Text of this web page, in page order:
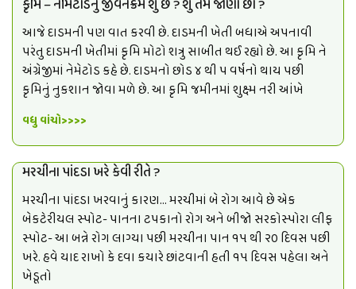
કૃમિ – નીમેટોડનું જીવનક્રમ શું છે ? શું તમે જાણો છો ?
આજે દાડમની પણ વાત કરવી છે. દાડમની ખેતી બધાએ અપનાવી
પરંતુ દાડમની ખેતીમાં કૃમિ મોટો શત્રુ સાબીત થઈ રહ્યો છે. આ કૃમિ ને
અંગ્રેજીમાં નેમેટોડ કહે છે. દાડમનો છોડ ૪ થી પ વર્ષનો થાય પછી
કૃમિનું નુકશાન જોવા મળે છે. આ કૃમિ જમીનમાં શુક્ષ્મ નરી આંખે
વધુ વાંચો>>>>
મરચીના પાંદડા ખરે કેવી રીતે ?
મરચીના પાંદડા ખરવાનું કારણ… મરચીમાં બે રોગ આવે છે એક
બેકટેરીયલ સ્પોટ- પાનના ટપકાનો રોગ અને બીજો સરકોસ્પોરા લીફ
સ્પોટ- આ બન્ને રોગ લાગ્યા પછી મરચીના પાન ૧૫ થી ૨૦ દિવસ પછી
ખરે. હવે યાદ રાખો કે દવા કયારે છાંટવાની હતી ૧૫ દિવસ પહેલા અને
ખેડૂતો